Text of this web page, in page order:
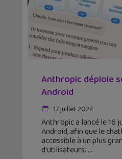
Anthropic déploie
Android
17 juillet 2024
Anthropic a lancé le 16
Android, afin que le
accessible à un plus
d'utilisateurs.